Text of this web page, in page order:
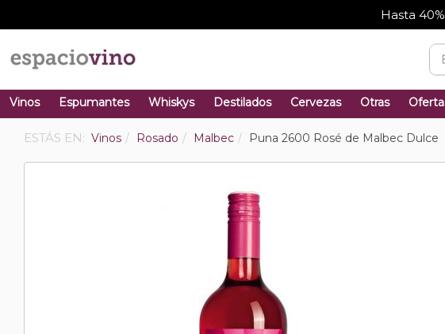
Hasta
Vinos Espumantes Whiskys Destilados Cervezas Otras
ESTÁS EN: Vinos Rosado Malbec Puna 2600 Rosé de Malbec Dulce